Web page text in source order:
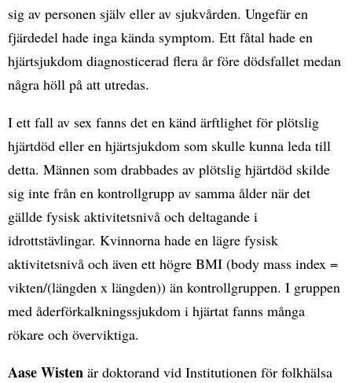
sig av personen själv eller av sjukvården. Ungefär en
fjärdedel hade inga kända symptom. Ett fåtal hade en
hjärtsjukdom diagnosticerad flera år före dödsfallet medan
några höll på att utredas.
I ett fall av sex fanns det en känd ärftlighet för plötslig
hjärtdöd eller en hjärtsjukdom som skulle kunna leda till
detta. Männen som drabbades av plötslig hjärtdöd skilde
sig inte från en kontrollgrupp av samma ålder när det
gällde fysisk aktivitetsnivå och deltagande i
idrottstävlingar. Kvinnorna hade en lägre fysisk
aktivitetsnivå och även ett högre BMI (body mass index =
vikten/(längden x längden)) än kontrollgruppen. I gruppen
med åderförkalkningssjukdom i hjärtat fanns många
rökare och överviktiga.
Aase Wisten är doktorand vid Institutionen för folkhälsa